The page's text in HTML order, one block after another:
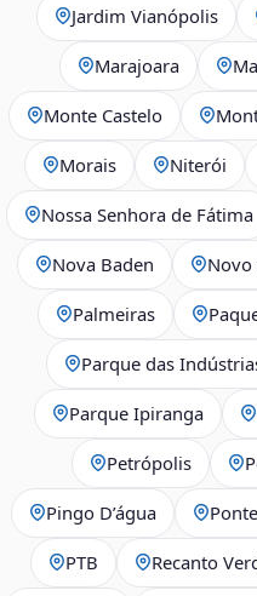
Jardim Vianópolis
Marajoara
Monte Castelo
Morais Niterói
Nossa Senhora de Fátima
Nova Baden Novo
Palmeiras
Parque das
Parque Ipiranga
Petrópolis
Pingo D’água
PTB Recanto